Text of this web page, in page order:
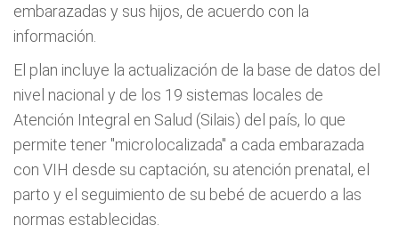
embarazadas y sus hijos, de acuerdo con la
información.
El plan incluye la actualización de la base de datos del
nivel nacional y de los 19 sistemas locales de
Atención Integral en Salud (Silais) del país, lo que
permite tener "microlocalizada" a cada embarazada
con VIH desde su captación, su atención prenatal, el
parto y el seguimiento de su bebé de acuerdo a las
normas establecidas.